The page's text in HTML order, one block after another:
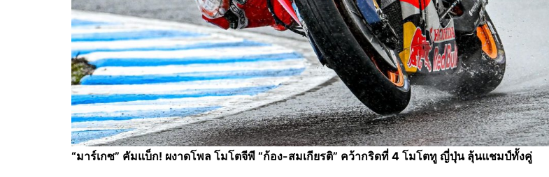
“มาร์เกซ” คัมแบ็ก! ผงาดโพล โมโตจีพี “ก้อง-สมเกียรติ” คว้ากริดที่ 4 โมโตทู ญี่ปุ่น ลุ้นแชมป์ทั้งคู่